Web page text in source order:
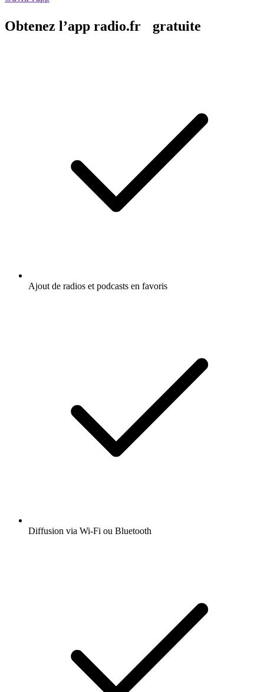
Obtenez l’app radio.fr gratuite
Ajout de radios et podcasts en favoris
Diffusion via Wi-Fi ou Bluetooth